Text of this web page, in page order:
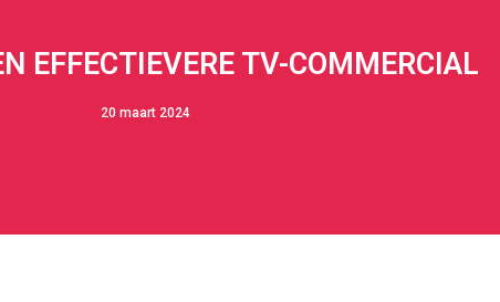
EFFECTIEVERE TV-COMMERCIAL
20 maart 2024